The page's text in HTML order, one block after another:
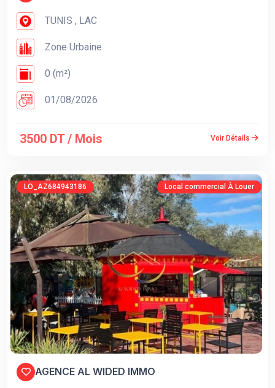
TUNIS , LAC
Zone Urbaine
0 (m²)
01/08/2026
3500 DT / Mois Voir Détails
LO_AZ684943186 Local commercial À Louer
AGENCE AL WIDED IMMO